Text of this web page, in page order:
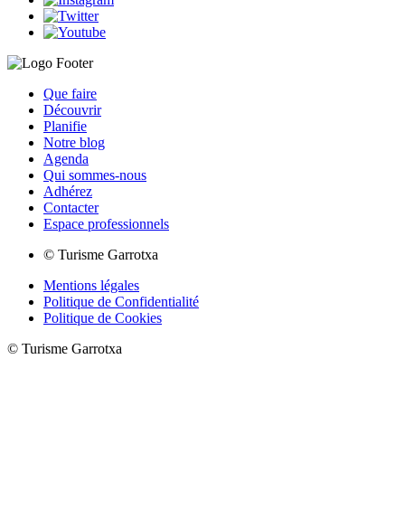
Que faire
Découvrir
Planifie
Notre blog
Agenda
Qui sommes-nous
Adhérez
Contacter
Espace professionnels
© Turisme Garrotxa
Mentions légales
Politique de Confidentialité
Politique de Cookies
© Turisme Garrotxa